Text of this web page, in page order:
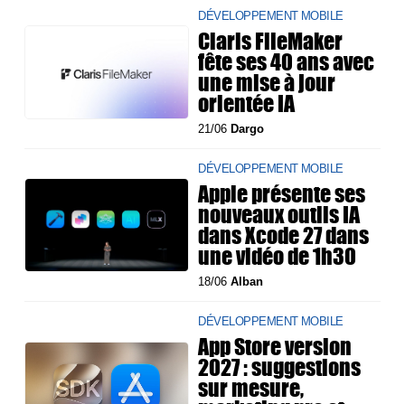
DÉVELOPPEMENT MOBILE
Claris FileMaker
fête ses 40 ans avec
une mise à jour
orientée IA
21/06 Dargo
DÉVELOPPEMENT MOBILE
Apple présente ses
nouveaux outils IA
dans Xcode 27 dans
une vidéo de 1h30
18/06Alban
DÉVELOPPEMENT MOBILE
App Store version
2027 : suggestions
sur mesure,